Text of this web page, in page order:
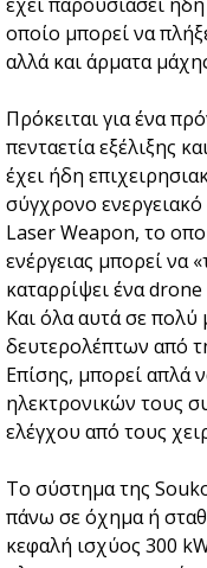
οποίο μπορεί να
αλλά και άρματα
Πρόκειται για ένα
πενταετία εξέλιξης
έχει ήδη
σύγχρονο
Laser Weapon, το
ενέργειας μπορεί να
καταρρίψει ένα
Και όλα αυτά σε
δευτερολέπτων από
Επίσης, μπορεί απλά
ηλεκτρονικών τους
ελέγχου από τους
Το σύστημα της
πάνω σε όχημα ή
κεφαλή ισχύος 300